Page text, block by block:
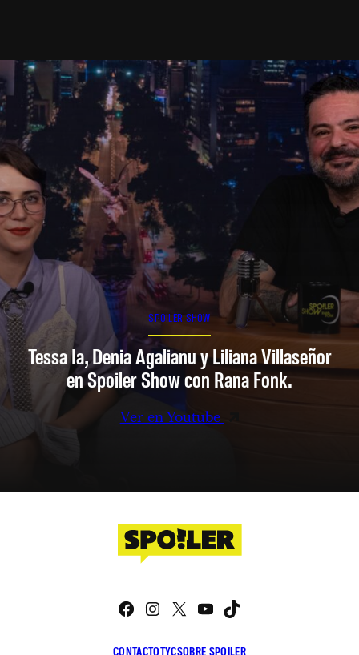
SPOILER SHOW
Tessa Ia, Denia Agalianu y Liliana Villaseñor
en Spoiler Show con Rana Fonk.
Ver en Youtube
CONTACTOTYCSOBRE SPOILER
Facebook
Instagram
X YouTube